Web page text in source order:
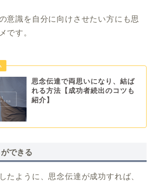
意識を自分に向けさせたい方にも思
です。
思念伝達で両思いになり、結ば
れる方法【成功者続出のコツも
紹介】
できる
たように、思念伝達が成功すれば、